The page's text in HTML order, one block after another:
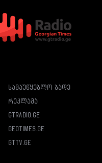
სამაუწყებლო ბადე
რეკლამა
gtradio.ge
geotimes.ge
gttv.ge